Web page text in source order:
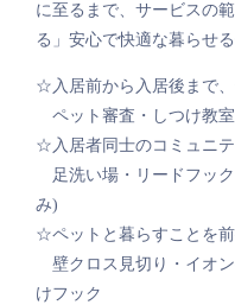
に至るまで、サービスの
る」安心で快適な暮らせる
☆入居前から入居後まで
ペット審査・しつけ教
☆入居者同士のコミュニテ
足洗い場・リードフッ
み)
☆ペットと暮らすことを
壁クロス見切り・イオ
けフック